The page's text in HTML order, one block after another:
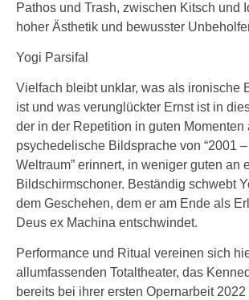
Pathos und Trash, zwischen Kitsch und
hoher Ästhetik und bewusster
Yogi Parsifal
Vielfach bleibt unklar, was als ironische
ist und was verunglückter Ernst ist in
der in der Repetition in guten Momenten
psychedelische Bildsprache von “2001
Weltraum” erinnert, in weniger guten an
Bildschirmschoner. Beständig schwebt
dem Geschehen, dem er am Ende als
Deus ex Machina entschwindet.
Performance und Ritual vereinen sich
allumfassenden Totaltheater, das
bereits bei ihrer ersten Opernarbeit 2022